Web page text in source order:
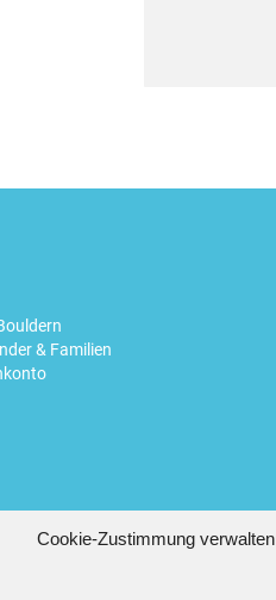
Cookie-Zustimmung verwalten
& Familien